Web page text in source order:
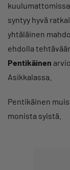
syntyy hyvä
yhtäläinen
ehdolla
Pentikäinen
Asikkalassa.
Pentikäinen
monista syistä.